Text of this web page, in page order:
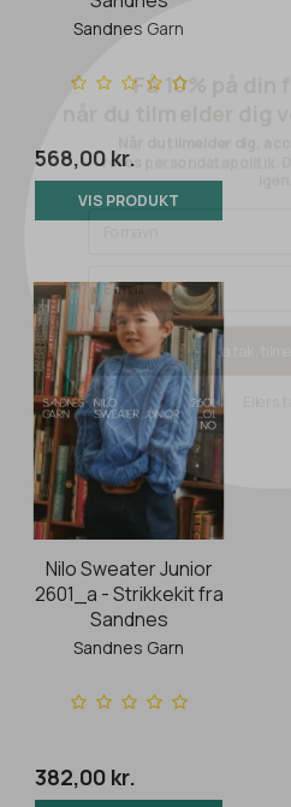
Sandnes Garn
568,00 kr.
VIS PRODUKT
Nilo Sweater Junior
2601_a - Strikkekit fra
Sandnes
Sandnes Garn
382,00 kr.
Få 10% på din
når du tilmelder dig
Ja tak,